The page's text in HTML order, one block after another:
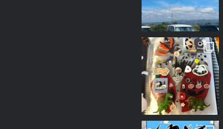
とあおごろ
も「シール